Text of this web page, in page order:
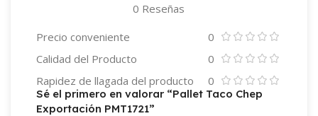
0 Reseñas
Precio conveniente
0
Calidad del Producto
0
Rapidez de llagada del producto
0
Sé el primero en valorar “Pallet Taco Chep
Exportación PMT1721”